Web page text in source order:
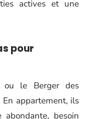
actives et une
pour
ou le Berger des
appartement, ils
besoin